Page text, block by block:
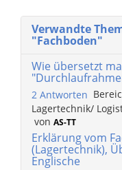
Verwandte
"Fachboden"
Wie übersetzt
2 Antworten
Lagertechnik/
von AS-TT
Erklärung vom
(Lagertechnik),
Englische